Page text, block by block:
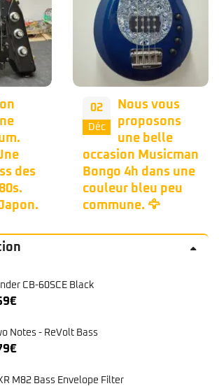
des
02
Déc
Nous vous
proposons
une belle
occasion Musicman
Bongo 4h dans une
couleur bleu peu
commune. 🦅
CB-60SCE Black
€
Notes - ReVolt Bass
€
M82 Bass Envelope Filter